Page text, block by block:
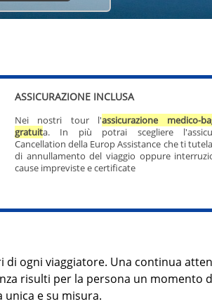
ogni viaggiatore. Una continua
risulti per la persona un momento
unica e su misura.
ASSICURAZIONE INCLUSA
Nei nostri tour l'assicurazione medico-
gratuita. In più potrai scegliere
Cancellation della Europ Assistance che ti
di annullamento del viaggio oppure
cause impreviste e certificate